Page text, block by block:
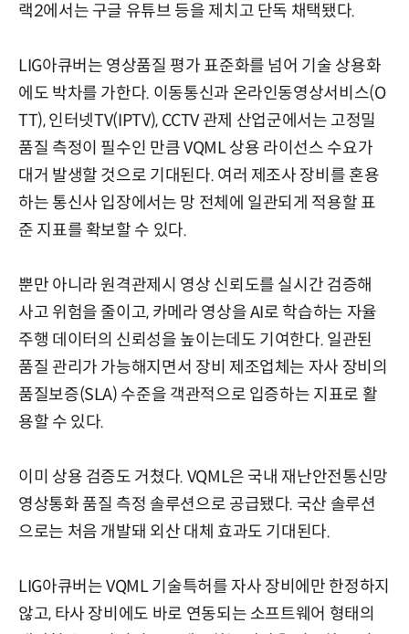
랙2에서는 구글 유튜브 등을 제치고 단독 채택됐다.
LIG아큐버는 영상품질 평가 표준화를 넘어 기술 상용화
에도 박차를 가한다. 이동통신과 온라인동영상서비스(O
TT), 인터넷TV(IPTV), CCTV 관제 산업군에서는 고정밀
품질 측정이 필수인 만큼 VQML 상용 라이선스 수요가
대거 발생할 것으로 기대된다. 여러 제조사 장비를 혼용
하는 통신사 입장에서는 망 전체에 일관되게 적용할 표
준 지표를 확보할 수 있다.
뿐만 아니라 원격관제시 영상 신뢰도를 실시간 검증해
사고 위험을 줄이고, 카메라 영상을 AI로 학습하는 자율
주행 데이터의 신뢰성을 높이는데도 기여한다. 일관된
품질 관리가 가능해지면서 장비 제조업체는 자사 장비의
품질보증(SLA) 수준을 객관적으로 입증하는 지표로 활
용할 수 있다.
이미 상용 검증도 거쳤다. VQML은 국내 재난안전통신망
영상통화 품질 측정 솔루션으로 공급됐다. 국산 솔루션
으로는 처음 개발돼 외산 대체 효과도 기대된다.
LIG아큐버는 VQML 기술특허를 자사 장비에만 한정하지
않고, 타사 장비에도 바로 연동되는 소프트웨어 형태의